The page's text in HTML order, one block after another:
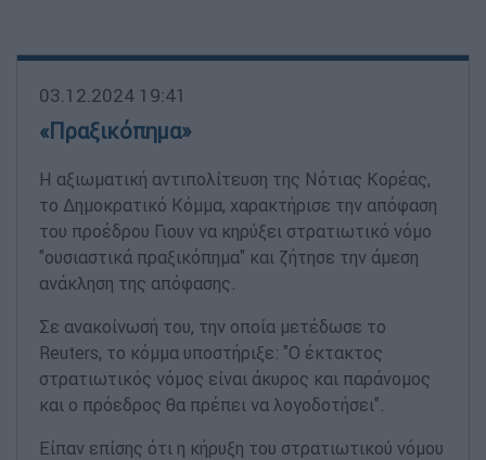
03.12.2024 19:41
«Πραξικόπημα»
Η αξιωματική αντιπολίτευση της Νότιας Κορέας,
το Δημοκρατικό Κόμμα, χαρακτήρισε την απόφαση
του προέδρου Γιουν να κηρύξει στρατιωτικό νόμο
"ουσιαστικά πραξικόπημα" και ζήτησε την άμεση
ανάκληση της απόφασης.
Σε ανακοίνωσή του, την οποία μετέδωσε το
Reuters, το κόμμα υποστήριξε: "Ο έκτακτος
στρατιωτικός νόμος είναι άκυρος και παράνομος
και ο πρόεδρος θα πρέπει να λογοδοτήσει".
Είπαν επίσης ότι η κήρυξη του στρατιωτικού νόμου